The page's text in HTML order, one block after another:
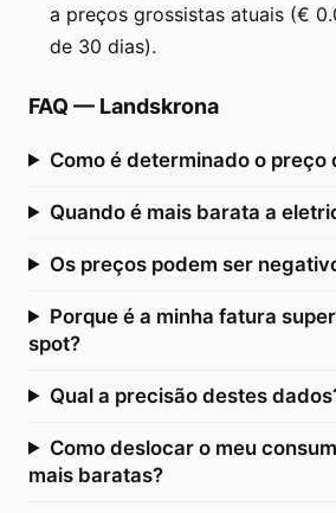
a preços grossistas atuais (€
de 30 dias).
FAQ — Landskrona
Como é determinado o
Quando é mais barata a
Os preços podem ser
Porque é a minha fatura
spot?
Qual a precisão destes
Como deslocar o meu
mais baratas?